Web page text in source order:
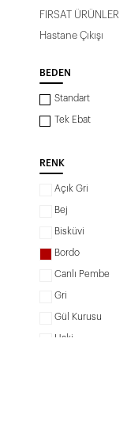
FIRSAT ÜRÜNLER
Hastane Çıkışı
BEDEN
Standart
Tek Ebat
RENK
Açık Gri
Bej
Bisküvi
Bordo
Canlı Pembe
Gri
Gül Kurusu
Haki